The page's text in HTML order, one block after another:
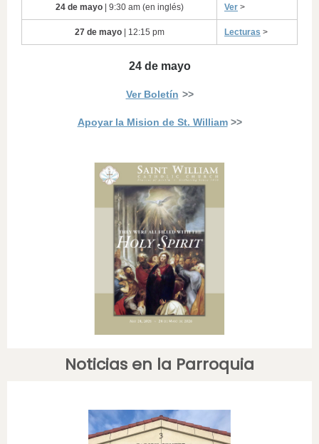
24 de mayo | 9:30 am (en inglés) Ver >
27 de mayo | 12:15 pm Lecturas >
24 de mayo
Ver Boletín >>
Apoyar la Mision de St. William>>
Noticias en la Parroquia